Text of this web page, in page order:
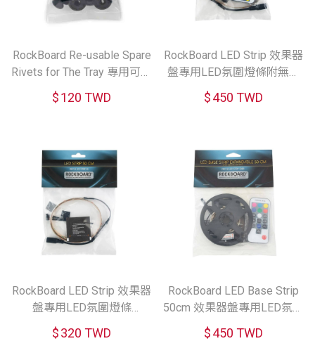
RockBoard Re-usable Spare
Rivets for The Tray 專用可重
複使用鉚釘組 (5入組)
$120 TWD
RockBoard LED Strip 效果器
盤專用LED氛圍燈條附無線
搖控器 (50cm/80cm)
$450 TWD
RockBoard LED Strip 效果器
盤專用LED氛圍燈條
(50cm/80cm)
$320 TWD
RockBoard LED Base Strip
50cm 效果器盤專用LED氛圍
可延伸主燈條附無線搖控器
$450 TWD